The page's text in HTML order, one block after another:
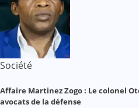
Société
Affaire Martinez Zogo : Le colonel
avocats de la défense